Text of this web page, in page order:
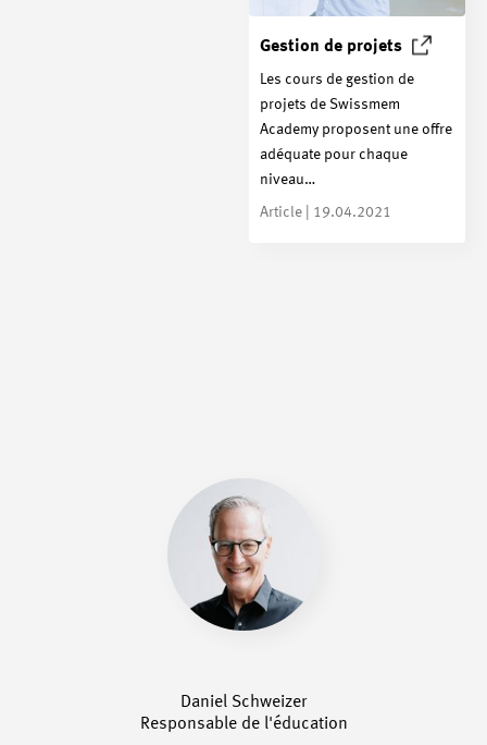
Gestion de projets
Les cours de gestion de
projets de Swissmem
Academy proposent une offre
adéquate pour chaque
niveau…
Article | 19.04.2021
Daniel Schweizer
Responsable de l'éducation